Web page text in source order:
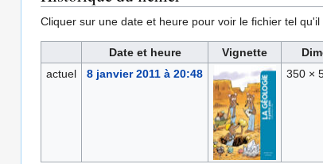
Cliquer sur une date et heure pour voir le fichier tel
Date et heure Vignette
actuel
8 janvier 2011 à 20:48 350 ×